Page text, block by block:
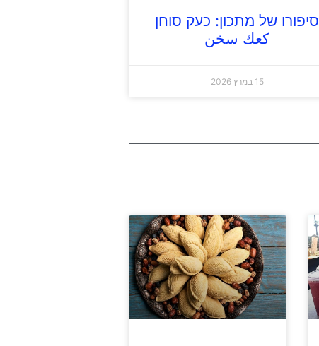
סיפורו של מתכון: כעק סוחן
كعك سخن
15 במרץ 2026